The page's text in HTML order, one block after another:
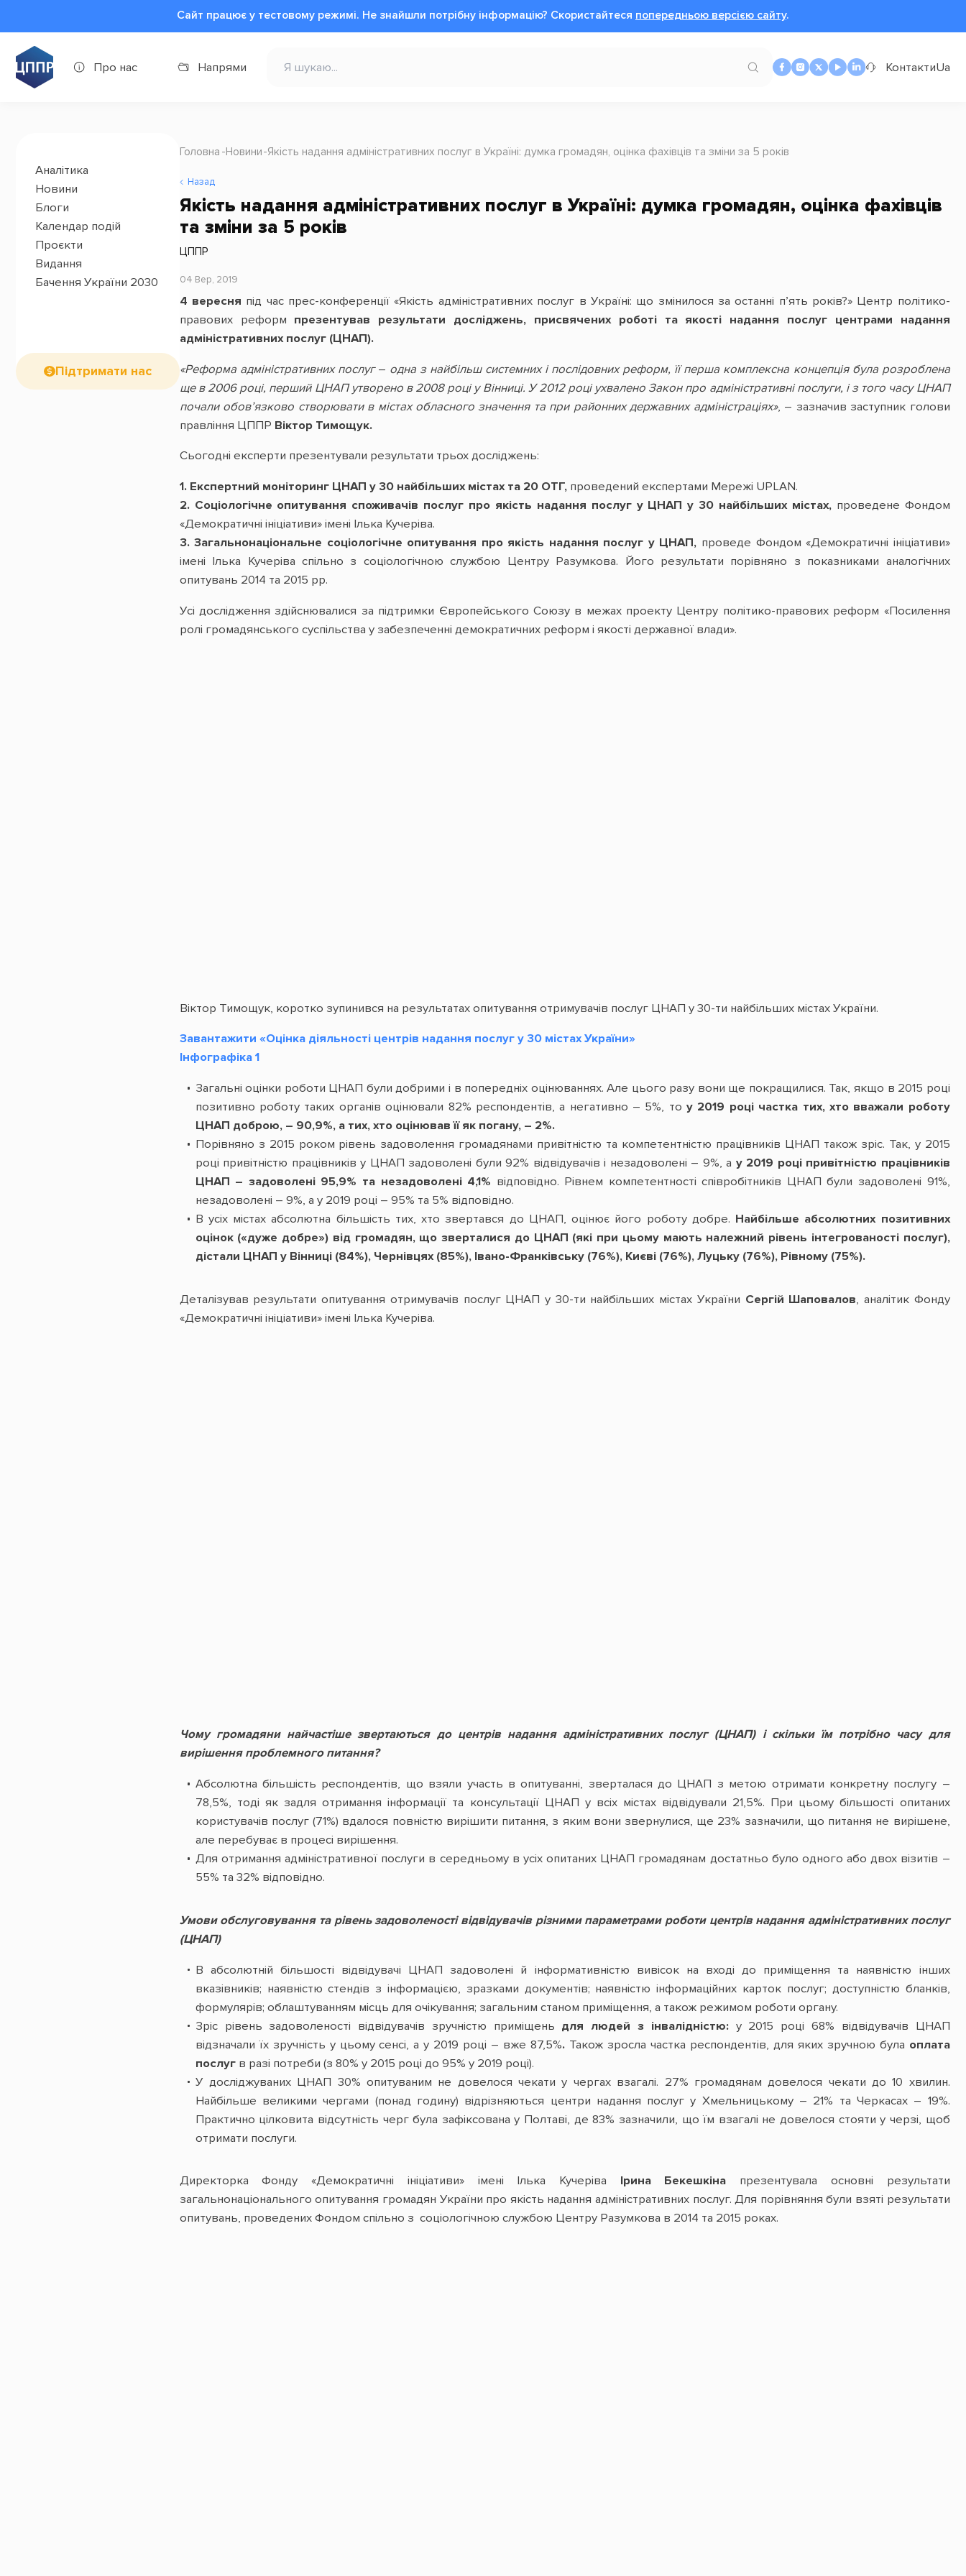
Сайт працює у тестовому режимі. Не знайшли потрібну інформацію? Cкористайтеся попередньою версією сайту.
Про нас Напрями КонтактиUa
Аналітика
Новини
Блоги
Календар подій
Проєкти
Видання
Бачення України 2030
Підтримати нас
Головна Новини Якість надання адміністративних послуг в Україні: думка громадян, оцінка фахівців та зміни за 5 років
Назад
Якість надання адміністративних послуг в Україні: думка громадян, оцінка фахівців
та зміни за 5 років
ЦППР
04 Вер, 2019
4 вересня під час прес-конференції «Якість адміністративних послуг в Україні: що змінилося за останні п’ять років?» Центр політико-
правових реформ презентував результати досліджень, присвячених роботі та якості надання послуг центрами надання
адміністративних послуг (ЦНАП).
«Реформа адміністративних послуг – одна з найбільш системних і послідовних реформ, її перша комплексна концепція була розроблена
ще в 2006 році, перший ЦНАП утворено в 2008 році у Вінниці. У 2012 році ухвалено Закон про адміністративні послуги, і з того часу ЦНАП
почали обов’язково створювати в містах обласного значення та при районних державних адміністраціях», – зазначив заступник голови
правління ЦППР Віктор Тимощук.
Сьогодні експерти презентували результати трьох досліджень:
1. Експертний моніторинг ЦНАП у 30 найбільших містах та 20 ОТГ, проведений експертами Мережі UPLAN.
2. Соціологічне опитування споживачів послуг про якість надання послуг у ЦНАП у 30 найбільших містах,проведене Фондом
«Демократичні ініціативи» імені Ілька Кучеріва.
3. Загальнонаціональне соціологічне опитування про якість надання послуг у ЦНАП, проведе Фондом «Демократичні ініціативи»
імені Ілька Кучеріва спільно з соціологічною службою Центру Разумкова. Його результати порівняно з показниками аналогічних
опитувань 2014 та 2015 рр.
Усі дослідження здійснювалися за підтримки Європейського Союзу в межах проекту Центру політико-правових реформ «Посилення
ролі громадянського суспільства у забезпеченні демократичних реформ і якості державної влади».
Віктор Тимощук, коротко зупинився на результатах опитування отримувачів послуг ЦНАП у 30-ти найбільших містах України.
Завантажити «Оцінка діяльності центрів надання послуг у 30 містах України»
Інфографіка 1
Загальні оцінки роботи ЦНАП були добрими і в попередніх оцінюваннях. Але цього разу вони ще покращилися. Так, якщо в 2015 році
позитивно роботу таких органів оцінювали 82% респондентів, а негативно – 5%, тоу 2019 році частка тих, хто вважали роботу
ЦНАП доброю, – 90,9%, а тих, хто оцінював її як погану, – 2%.
Порівняно з 2015 роком рівень задоволення громадянами привітністю та компетентністю працівників ЦНАП також зріс. Так, у 2015
році привітністю працівників у ЦНАП задоволені були 92% відвідувачів і незадоволені – 9%, а у 2019 році привітністю працівників
ЦНАП – задоволені 95,9% та незадоволені 4,1% відповідно. Рівнем компетентності співробітників ЦНАП були задоволені 91%,
незадоволені – 9%, а у 2019 році – 95% та 5% відповідно.
В усіх містах абсолютна більшість тих, хто звертався до ЦНАП, оцінює його роботу добре. Найбільше абсолютних позитивних
оцінок («дуже добре») від громадян, що зверталися до ЦНАП (які при цьому мають належний рівень інтегрованості послуг),
дістали ЦНАП у Вінниці (84%), Чернівцях (85%), Івано-Франківську (76%), Києві (76%), Луцьку (76%), Рівному (75%).
Деталізував результати опитування отримувачів послуг ЦНАП у 30-ти найбільших містах України Сергій Шаповалов, аналітик Фонду
«Демократичні ініціативи» імені Ілька Кучеріва.
Чому громадяни найчастіше звертаються до центрів надання адміністративних послуг (ЦНАП) і скільки їм потрібно часу для
вирішення проблемного питання?
Абсолютна більшість респондентів, що взяли участь в опитуванні, зверталася до ЦНАП з метою отримати конкретну послугу –
78,5%, тоді як задля отримання інформації та консультації ЦНАП у всіх містах відвідували 21,5%. При цьому більшості опитаних
користувачів послуг (71%) вдалося повністю вирішити питання, з яким вони звернулися, ще 23% зазначили, що питання не вирішене,
але перебуває в процесі вирішення.
Для отримання адміністративної послуги в середньому в усіх опитаних ЦНАП громадянам достатньо було одного або двох візитів –
55% та 32% відповідно.
Умови обслуговування та рівень задоволеності відвідувачів різними параметрами роботи центрів надання адміністративних послуг
(ЦНАП)
В абсолютній більшості відвідувачі ЦНАП задоволені й інформативністю вивісок на вході до приміщення та наявністю інших
вказівників; наявністю стендів з інформацією, зразками документів; наявністю інформаційних карток послуг; доступністю бланків,
формулярів; облаштуванням місць для очікування; загальним станом приміщення, а також режимом роботи органу.
Зріс рівень задоволеності відвідувачів зручністю приміщень для людей з інвалідністю: у 2015 році 68% відвідувачів ЦНАП
відзначали їх зручність у цьому сенсі, а у 2019 році – вже 87,5%. Також зросла частка респондентів, для яких зручною була оплата
послугв разі потреби (з 80% у 2015 році до 95% у 2019 році).
У досліджуваних ЦНАП 30% опитуваним не довелося чекати у чергах взагалі. 27% громадянам довелося чекати до 10 хвилин.
Найбільше великими чергами (понад годину) відрізняються центри надання послуг у Хмельницькому – 21% та Черкасах – 19%.
Практично цілковита відсутність черг була зафіксована у Полтаві, де 83% зазначили, що їм взагалі не довелося стояти у черзі, щоб
отримати послуги.
Директорка Фонду «Демократичні ініціативи» імені Ілька Кучеріва Ірина Бекешкіна презентувала основні результати
загальнонаціонального опитування громадян України про якість надання адміністративних послуг. Для порівняння були взяті результати
опитувань, проведених Фондом спільно з соціологічною службою Центру Разумкова в 2014 та 2015 роках.